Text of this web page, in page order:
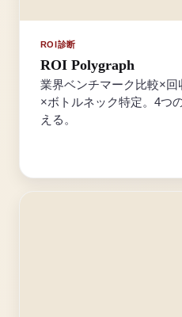
ROI診断
ROI Polygraph
業界ベンチマーク比較×
×ボトルネック特定。4つ
える。